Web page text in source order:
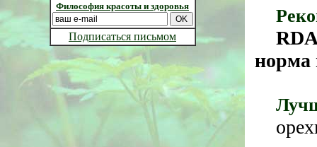
Философия красоты и здоровья
Подписаться письмом
норма